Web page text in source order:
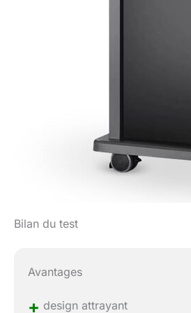
Bilan du test
Avantages
+ design attrayant